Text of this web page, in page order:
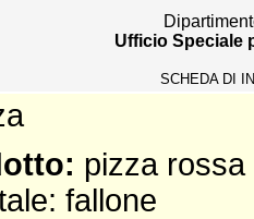
Ufficio Speciale
SCHEDA DI
pizza rossa
fallone